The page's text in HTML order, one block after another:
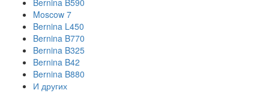
Bernina B590
Moscow 7
Bernina L450
Bernina B770
Bernina B325
Bernina B42
Bernina B880
И других